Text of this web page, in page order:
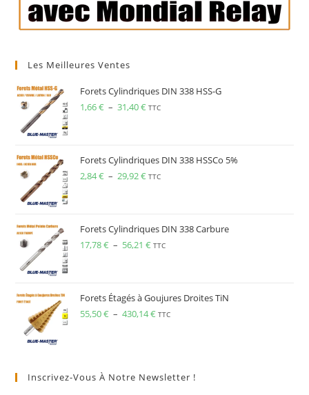
Les Meilleures Ventes
Forets Cylindriques DIN 338 HSS-G
1,66€ – 31,40€ TTC
Forets Cylindriques DIN 338 HSSCo 5%
2,84€ – 29,92€ TTC
Forets Cylindriques DIN 338 Carbure
17,78€ – 56,21€ TTC
Forets Étagés à Goujures Droites TiN
55,50€ – 430,14€ TTC
Inscrivez-Vous À Notre Newsletter !